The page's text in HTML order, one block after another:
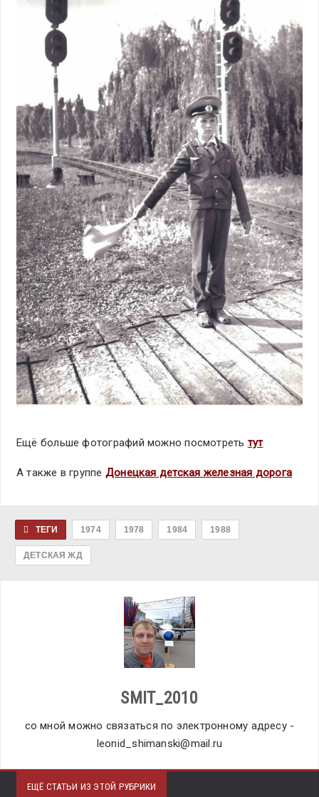
Ещё больше фотографий можно посмотреть тут
А также в группе Донецкая детская железная дорога
ТЕГИ 1974 1978 1984 1988
ДЕТСКАЯ ЖД
SMIT_2010
со мной можно связаться по электронному адресу -
leonid_shimanski@mail.ru
ЕЩЁ СТАТЬИ ИЗ ЭТОЙ РУБРИКИ